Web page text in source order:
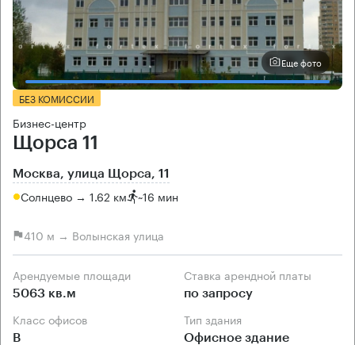
Еще фото
БЕЗ КОМИССИИ
Бизнес-центр
Щорса 11
Москва, улица Щорса, 11
Солнцево → 1.62 км ~16 мин
410 м → Волынская улица
Арендуемые площади
5063 кв.м
Ставка арендной платы
по запросу
Класс офисов
B
Тип здания
Офисное здание